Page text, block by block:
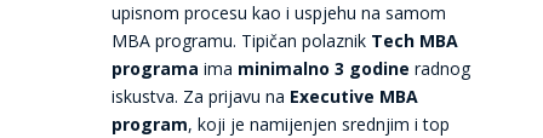
upisnom procesu kao i uspjehu na samom
MBA programu. Tipičan polaznik Tech MBA
programa ima minimalno 3 godine radnog
iskustva. Za prijavu na Executive MBA
program, koji je namijenjen srednjim i top